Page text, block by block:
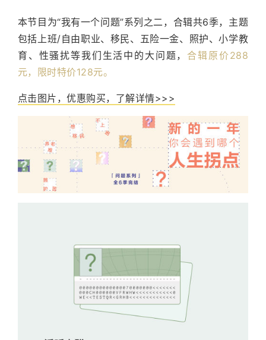
本节目为“我有一个问题”系列之二，合辑共6季，主题
包括上班/自由职业、移民、五险一金、照护、小学教
育、性骚扰等我们生活中的大问题， 合辑原价288
元，限时特价128元。
点击图片，优惠购买，了解详情>>>